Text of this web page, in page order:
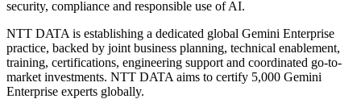
security, compliance and responsible use of AI.
NTT DATA is establishing a dedicated global Gemini Enterprise
practice, backed by joint business planning, technical enablement,
training, certifications, engineering support and coordinated go-to-
market investments. NTT DATA aims to certify 5,000 Gemini
Enterprise experts globally.